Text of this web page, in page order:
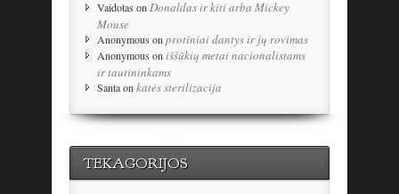
Vaidotas on Donaldas ir kiti arba Mickey
Mouse
Anonymous on protiniai dantys ir jų rovimas
Anonymous on iššūkių metai nacionalistams
ir tautininkams
Santaon katės sterilizacija
TEKAGORIJOS